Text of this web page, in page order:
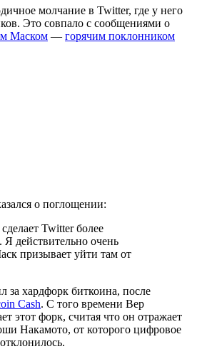
молчание в Twitter, где у него
Это совпало с сообщениями о
Маском — горячим поклонником
о поглощении:
Twitter более
действительно очень
призывает уйти там от
за хардфорк биткоина, после
Cash. С того времени Вер
этот форк, считая что он отражает
Накамото, от которого цифровое